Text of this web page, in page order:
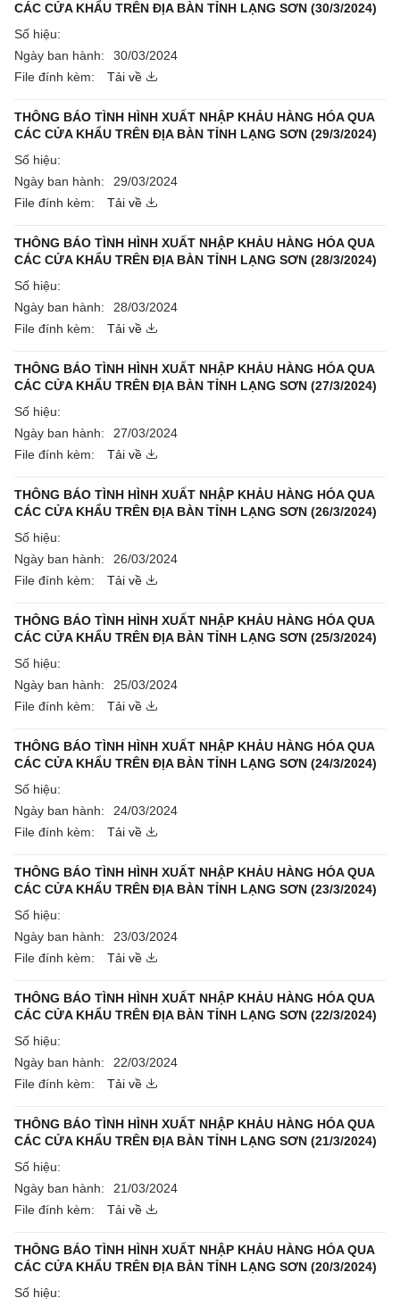
CÁC CỬA KHẨU TRÊN ĐỊA BÀN TỈNH LẠNG SƠN (30/3/2024)
Số hiệu:
Ngày ban hành:
30/03/2024
File đính kèm:
Tải về
THÔNG BÁO TÌNH HÌNH XUẤT NHẬP KHẢU HÀNG HÓA QUA
CÁC CỬA KHẨU TRÊN ĐỊA BÀN TỈNH LẠNG SƠN (29/3/2024)
Số hiệu:
Ngày ban hành:
29/03/2024
File đính kèm:
Tải về
THÔNG BÁO TÌNH HÌNH XUẤT NHẬP KHẢU HÀNG HÓA QUA
CÁC CỬA KHẨU TRÊN ĐỊA BÀN TỈNH LẠNG SƠN (28/3/2024)
Số hiệu:
Ngày ban hành:
28/03/2024
File đính kèm:
Tải về
THÔNG BÁO TÌNH HÌNH XUẤT NHẬP KHẢU HÀNG HÓA QUA
CÁC CỬA KHẨU TRÊN ĐỊA BÀN TỈNH LẠNG SƠN (27/3/2024)
Số hiệu:
Ngày ban hành:
27/03/2024
File đính kèm:
Tải về
THÔNG BÁO TÌNH HÌNH XUẤT NHẬP KHẢU HÀNG HÓA QUA
CÁC CỬA KHẨU TRÊN ĐỊA BÀN TỈNH LẠNG SƠN (26/3/2024)
Số hiệu:
Ngày ban hành:
26/03/2024
File đính kèm:
Tải về
THÔNG BÁO TÌNH HÌNH XUẤT NHẬP KHẢU HÀNG HÓA QUA
CÁC CỬA KHẨU TRÊN ĐỊA BÀN TỈNH LẠNG SƠN (25/3/2024)
Số hiệu:
Ngày ban hành:
25/03/2024
File đính kèm:
Tải về
THÔNG BÁO TÌNH HÌNH XUẤT NHẬP KHẢU HÀNG HÓA QUA
CÁC CỬA KHẨU TRÊN ĐỊA BÀN TỈNH LẠNG SƠN (24/3/2024)
Số hiệu:
Ngày ban hành:
24/03/2024
File đính kèm:
Tải về
THÔNG BÁO TÌNH HÌNH XUẤT NHẬP KHẢU HÀNG HÓA QUA
CÁC CỬA KHẨU TRÊN ĐỊA BÀN TỈNH LẠNG SƠN (23/3/2024)
Số hiệu:
Ngày ban hành:
23/03/2024
File đính kèm:
Tải về
THÔNG BÁO TÌNH HÌNH XUẤT NHẬP KHẢU HÀNG HÓA QUA
CÁC CỬA KHẨU TRÊN ĐỊA BÀN TỈNH LẠNG SƠN (22/3/2024)
Số hiệu:
Ngày ban hành:
22/03/2024
File đính kèm:
Tải về
THÔNG BÁO TÌNH HÌNH XUẤT NHẬP KHẢU HÀNG HÓA QUA
CÁC CỬA KHẨU TRÊN ĐỊA BÀN TỈNH LẠNG SƠN (21/3/2024)
Số hiệu:
Ngày ban hành:
21/03/2024
File đính kèm:
Tải về
THÔNG BÁO TÌNH HÌNH XUẤT NHẬP KHẢU HÀNG HÓA QUA
CÁC CỬA KHẨU TRÊN ĐỊA BÀN TỈNH LẠNG SƠN (20/3/2024)
Số hiệu: